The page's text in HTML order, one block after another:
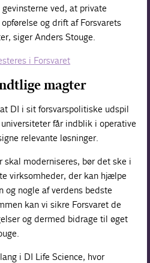
ved, at private
og drift af Forsvarets
siger Anders Stouge.
i Forsvaret
magter
DI i sit forsvarspolitiske udspil
får indblik i operative
relevante løsninger.
skal moderniseres, bør det ske i
virksomheder, der kan hjælpe
og nogle af verdens bedste
kan vi sikre Forsvaret de
og dermed bidrage til øget
i DI Life Science, hvor